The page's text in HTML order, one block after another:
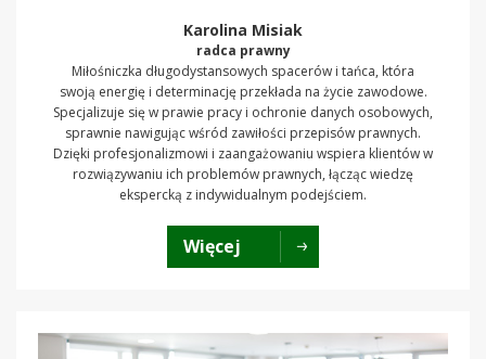
Karolina Misiak
radca prawny
Miłośniczka długodystansowych spacerów i tańca, która
swoją energię i determinację przekłada na życie zawodowe.
Specjalizuje się w prawie pracy i ochronie danych osobowych,
sprawnie nawigując wśród zawiłości przepisów prawnych.
Dzięki profesjonalizmowi i zaangażowaniu wspiera klientów w
rozwiązywaniu ich problemów prawnych, łącząc wiedzę
ekspercką z indywidualnym podejściem.
Więcej